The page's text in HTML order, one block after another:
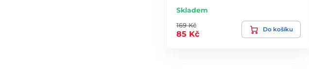
Skladem
169 Kč
85 Kč
Do košíku